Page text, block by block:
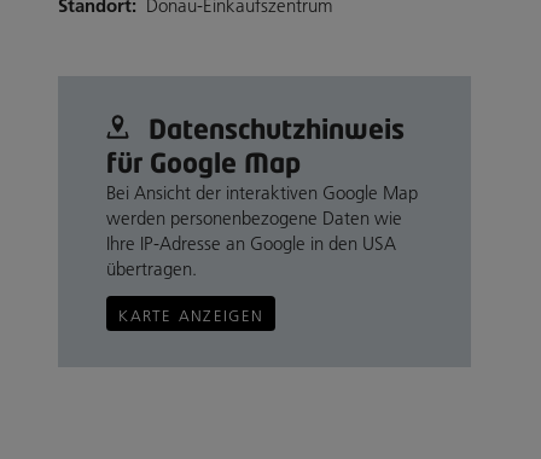
Standort: Donau-Einkaufszentrum
Datenschutz­hinweis
für Google Map
Bei Ansicht der interaktiven Google Map
werden personenbezogene Daten wie
Ihre IP-Adresse an Google in den USA
übertragen.
KARTE ANZEIGEN